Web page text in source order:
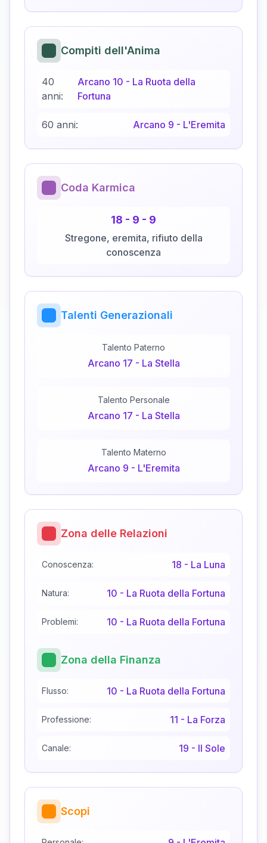
Compiti dell'Anima
40
anni:
Arcano 10 - La Ruota della
Fortuna
60 anni: Arcano 9 - L'Eremita
Coda Karmica
18 - 9 - 9
Stregone, eremita, rifiuto della
conoscenza
Talenti Generazionali
Talento Paterno
Arcano 17 - La Stella
Talento Personale
Arcano 17 - La Stella
Talento Materno
Arcano 9 - L'Eremita
Zona delle Relazioni
Conoscenza: 18 - La Luna
Natura: 10 - La Ruota della Fortuna
Problemi: 10 - La Ruota della Fortuna
Zona della Finanza
Flusso: 10 - La Ruota della Fortuna
Professione: 11 - La Forza
Canale: 19 - Il Sole
Scopi